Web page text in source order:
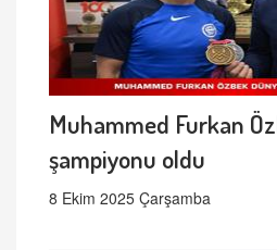
Muhammed Furkan
şampiyonu oldu
8 Ekim 2025 Çarşamba